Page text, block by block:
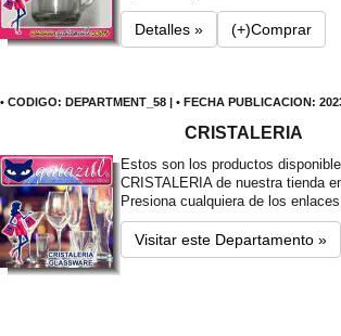
Detalles » (+)Comprar
• CODIGO: DEPARTMENT_58 | • FECHA PUBLICACION:
CRISTALERIA
Estos son los productos
CRISTALERIA de nuestra tienda
Presiona cualquiera de los
Visitar este Departamento »